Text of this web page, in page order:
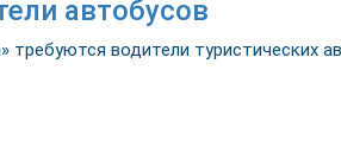
автобусов
водители туристических